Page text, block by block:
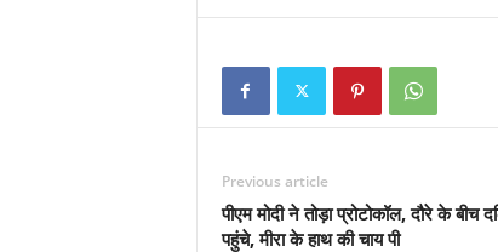
Previous article
पीएम मोदी ने तोड़ा प्रोटोकॉल, दौरे के बीच
पहुंचे, मीरा के हाथ की चाय पी